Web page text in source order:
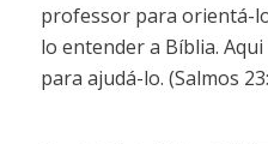
professor para orientá-
lo entender a Bíblia.
para ajudá-lo. (Salmos